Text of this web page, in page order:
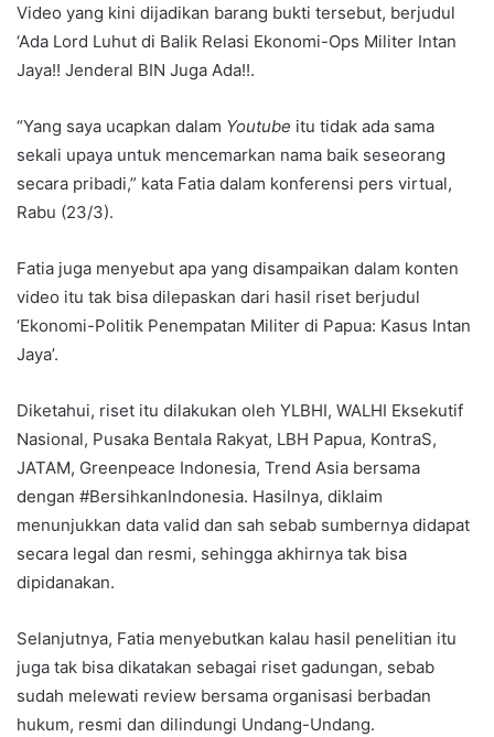
Video yang kini dijadikan barang bukti tersebut, berjudul
‘Ada Lord Luhut di Balik Relasi Ekonomi-Ops Militer Intan
Jaya!! Jenderal BIN Juga Ada!!.
“Yang saya ucapkan dalam Youtube itu tidak ada sama
sekali upaya untuk mencemarkan nama baik seseorang
secara pribadi,” kata Fatia dalam konferensi pers virtual,
Rabu (23/3).
Fatia juga menyebut apa yang disampaikan dalam konten
video itu tak bisa dilepaskan dari hasil riset berjudul
‘Ekonomi-Politik Penempatan Militer di Papua: Kasus Intan
Jaya’.
Diketahui, riset itu dilakukan oleh YLBHI, WALHI Eksekutif
Nasional, Pusaka Bentala Rakyat, LBH Papua, KontraS,
JATAM, Greenpeace Indonesia, Trend Asia bersama
dengan #BersihkanIndonesia. Hasilnya, diklaim
menunjukkan data valid dan sah sebab sumbernya didapat
secara legal dan resmi, sehingga akhirnya tak bisa
dipidanakan.
Selanjutnya, Fatia menyebutkan kalau hasil penelitian itu
juga tak bisa dikatakan sebagai riset gadungan, sebab
sudah melewati review bersama organisasi berbadan
hukum, resmi dan dilindungi Undang-Undang.